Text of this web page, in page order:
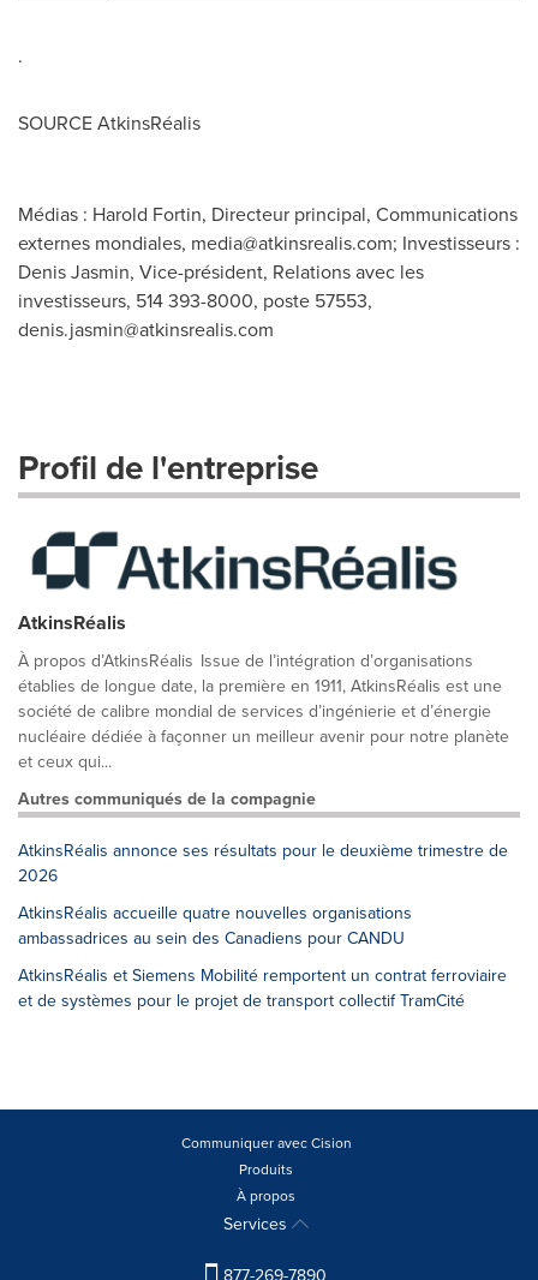
.
SOURCE AtkinsRéalis
Médias : Harold Fortin, Directeur principal, Communications
externes mondiales, media@atkinsrealis.com; Investisseurs :
Denis Jasmin, Vice-président, Relations avec les
investisseurs, 514 393-8000, poste 57553,
denis.jasmin@atkinsrealis.com
Profil de l'entreprise
AtkinsRéalis
À propos d’AtkinsRéalis Issue de l’intégration d’organisations
établies de longue date, la première en 1911, AtkinsRéalis est une
société de calibre mondial de services d’ingénierie et d’énergie
nucléaire dédiée à façonner un meilleur avenir pour notre planète
et ceux qui...
Autres communiqués de la compagnie
AtkinsRéalis annonce ses résultats pour le deuxième trimestre de
2026
AtkinsRéalis accueille quatre nouvelles organisations
ambassadrices au sein des Canadiens pour CANDU
AtkinsRéalis et Siemens Mobilité remportent un contrat ferroviaire
et de systèmes pour le projet de transport collectif TramCité
Communiquer avec Cision
Produits
À propos
Services